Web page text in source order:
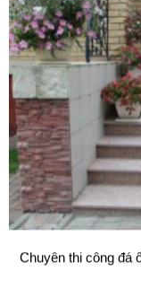
Mẫu bàn ăn mặt đá